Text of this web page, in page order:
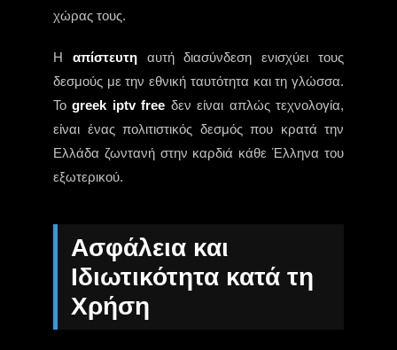
χώρας τους.
Η απίστευτηαυτή διασύνδεση ενισχύει τους
δεσμούς με την εθνική ταυτότητα και τη γλώσσα.
Τοgreek iptv free δεν είναι απλώς τεχνολογία,
είναι ένας πολιτιστικός δεσμός που κρατά την
Ελλάδα ζωντανή στην καρδιά κάθε Έλληνα του
εξωτερικού.
Ασφάλεια και
Ιδιωτικότητα κατά τη
Χρήση